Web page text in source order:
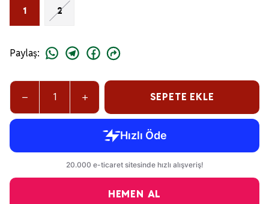
1 2
Paylaş:
SEPETE EKLE
HEMEN AL